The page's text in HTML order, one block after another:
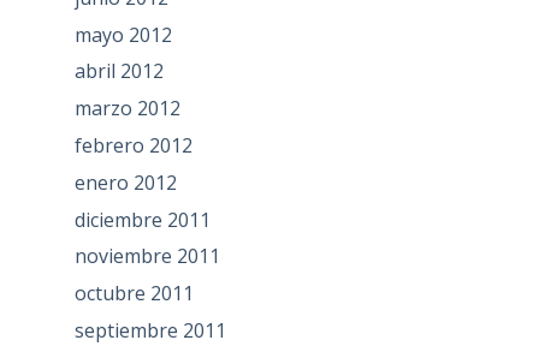
mayo 2012
abril 2012
marzo 2012
febrero 2012
enero 2012
diciembre 2011
noviembre 2011
octubre 2011
septiembre 2011